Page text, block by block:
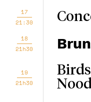
17
21:30
18
21h30
19
21h30